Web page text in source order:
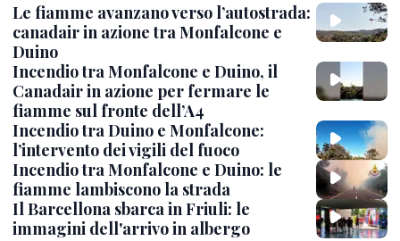
Le fiamme avanzano verso l’autostrada:
canadair in azione tra Monfalcone e
Duino
Incendio tra Monfalcone e Duino, il
Canadair in azione per fermare le
fiamme sul fronte dell’A4
Incendio tra Duino e Monfalcone:
l’intervento dei vigili del fuoco
Incendio tra Monfalcone e Duino: le
fiamme lambiscono la strada
Il Barcellona sbarca in Friuli: le
immagini dell'arrivo in albergo